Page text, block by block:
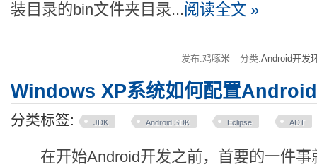
装目录的bin文件夹目录...阅读全文 »
发布:鸡啄米 分类:Android开发
Windows XP系统如何配置
分类标签: JDK Android SDK Eclipse ADT
在开始Android开发之前，首要的一件事